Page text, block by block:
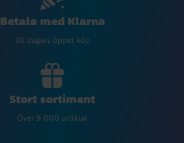
Betala med Klarna
30 dagars öppet köp
Stort sortiment
Över 9 000 artiklar